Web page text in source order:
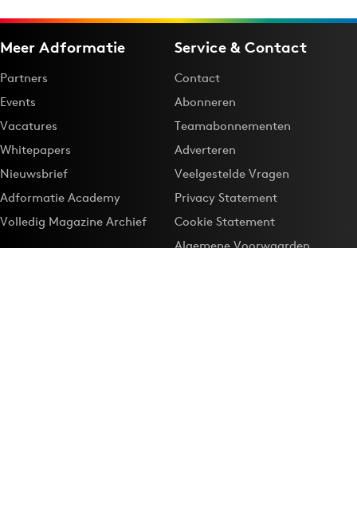
Meer Adformatie
Partners
Events
Vacatures
Whitepapers
Nieuwsbrief
Adformatie Academy
Volledig Magazine Archief
Service & Contact
Contact
Abonneren
Teamabonnementen
Adverteren
Veelgestelde Vragen
Privacy Statement
Cookie Statement
Algemene Voorwaarden